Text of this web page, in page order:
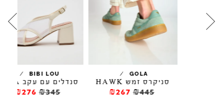
/
סניקרס זמש HAWK
₪267
BIBI LOU
/
סנדלים עם עקב ELIA
₪276